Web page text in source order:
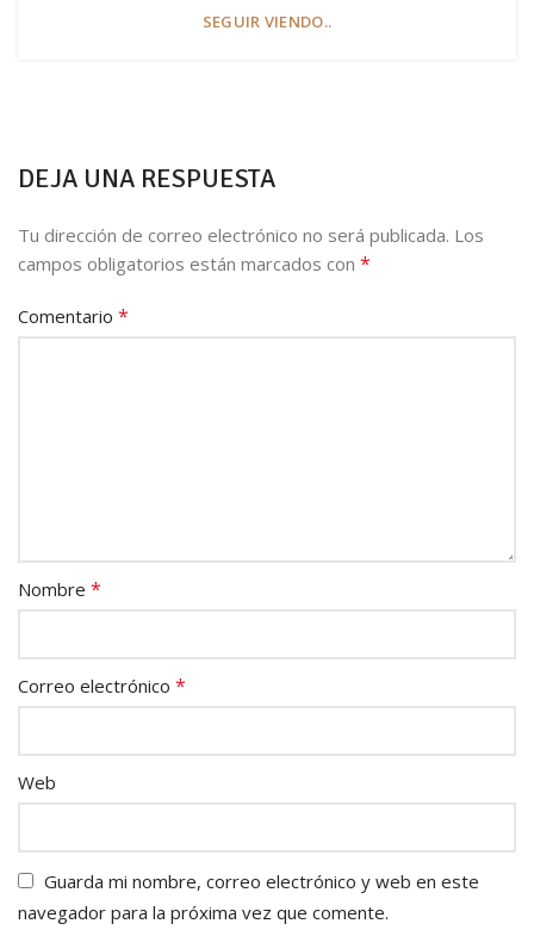
SEGUIR VIENDO..
DEJA UNA RESPUESTA
Tu dirección de correo electrónico no será publicada. Los
campos obligatorios están marcados con *
Comentario *
Nombre *
Correo electrónico *
Web
Guarda mi nombre, correo electrónico y web en este
navegador para la próxima vez que comente.